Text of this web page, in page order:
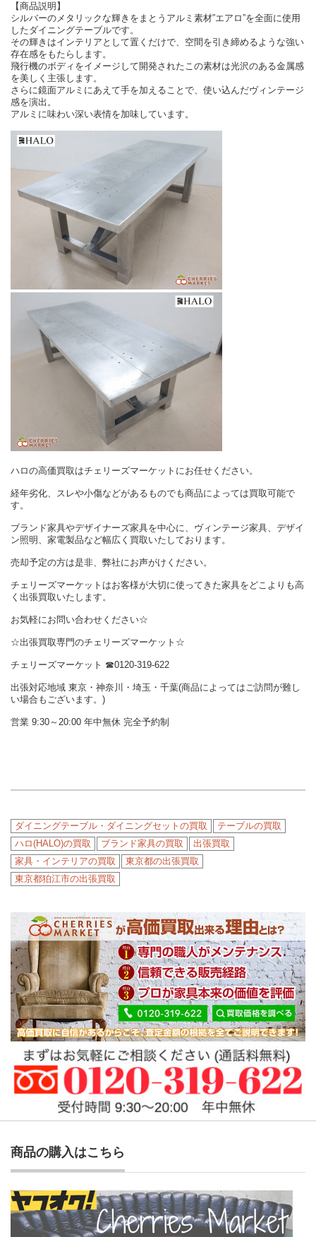
【商品説明】
シルバーのメタリックな輝きをまとうアルミ素材”エアロ”を全面に使用
したダイニングテーブルです。
その輝きはインテリアとして置くだけで、空間を引き締めるような強い
存在感をもたらします。
飛行機のボディをイメージして開発されたこの素材は光沢のある金属感
を美しく主張します。
さらに鏡面アルミにあえて手を加えることで、使い込んだヴィンテージ
感を演出。
アルミに味わい深い表情を加味しています。
ハロの高価買取はチェリーズマーケットにお任せください。
経年劣化、スレや小傷などがあるものでも商品によっては買取可能で
す。
ブランド家具やデザイナーズ家具を中心に、ヴィンテージ家具、デザイ
ン照明、家電製品など幅広く買取いたしております。
売却予定の方は是非、弊社にお声がけください。
チェリーズマーケットはお客様が大切に使ってきた家具をどこよりも高
く出張買取いたします。
お気軽にお問い合わせください☆
☆出張買取専門のチェリーズマーケット☆
チェリーズマーケット ☎︎0120-319-622
出張対応地域 東京・神奈川・埼玉・千葉(商品によってはご訪問が難し
い場合もございます。)
営業 9:30～20:00 年中無休 完全予約制
ダイニングテーブル・ダイニングセットの買取
テーブルの買取
ハロ(HALO)の買取
ブランド家具の買取
出張買取
家具・インテリアの買取
東京都の出張買取
東京都狛江市の出張買取
商品の購入はこちら